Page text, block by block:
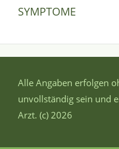
SYMPTOME
Alle Angaben erfolgen
unvollständig sein und
Arzt. (c) 2026